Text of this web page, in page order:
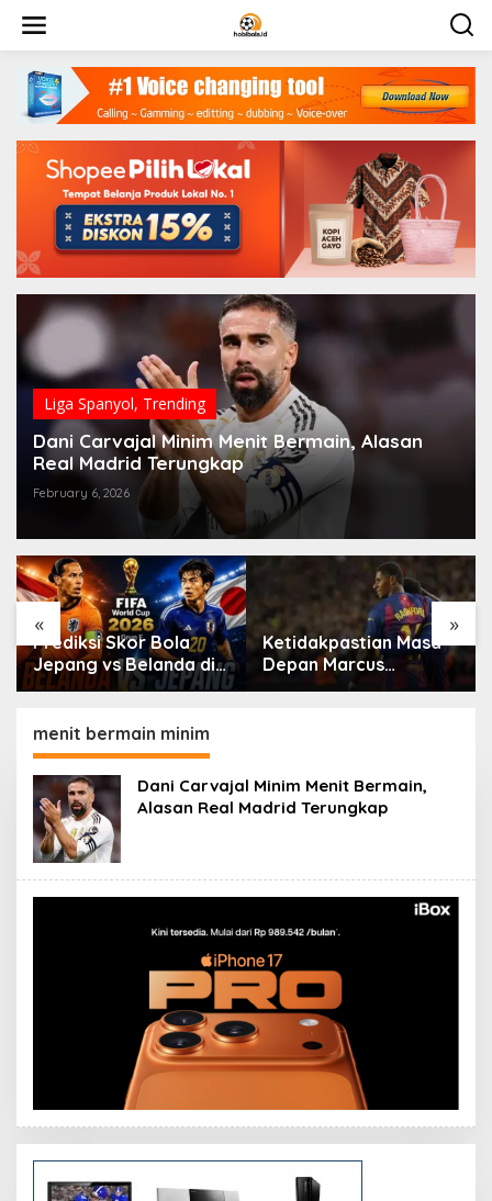
content
Liga Spanyol, Trending
Dani Carvajal Minim Menit Bermain, Alasan
Real Madrid Terungkap
February 6, 2026
« »
Prediksi Skor Bola
Jepang vs Belanda di
Piala Dunia 2026
Ketidakpastian Masa
Depan Marcus
Rashford di Barcelona
menit bermain minim
Dani Carvajal Minim Menit Bermain,
Alasan Real Madrid Terungkap